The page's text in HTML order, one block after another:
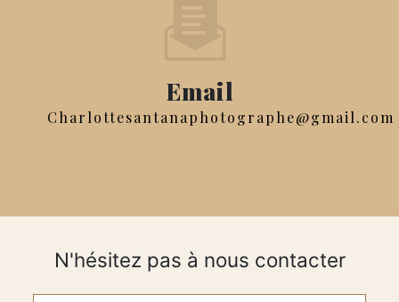
Email
charlottesantanaphotographe@gmail.com
N'hésitez pas à nous contacter